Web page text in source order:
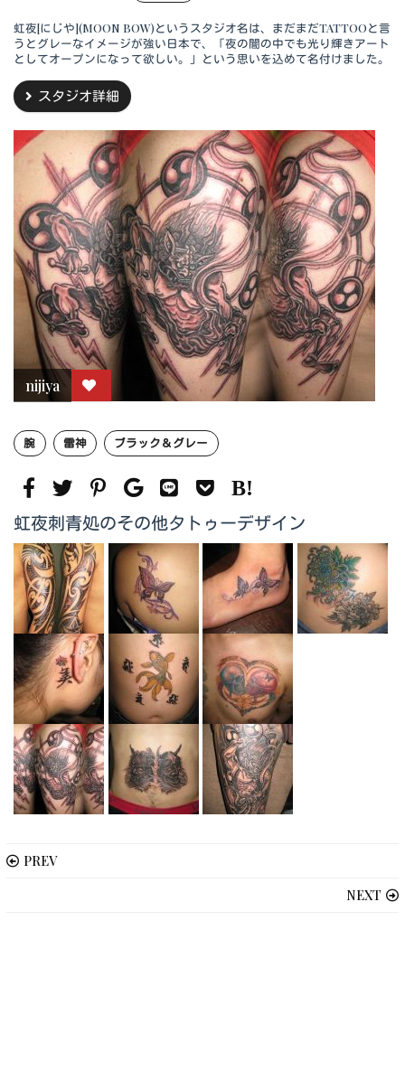
虹夜[にじや](MOON BOW)というスタジオ名は、まだまだTATTOOと言
うとグレーなイメージが強い日本で、「夜の闇の中でも光り輝きアート
としてオープンになって欲しい。」という思いを込めて名付けました。
スタジオ詳細
nijiya
腕 雷神 ブラック＆グレー
虹夜刺青処のその他タトゥーデザイン
PREV
NEXT